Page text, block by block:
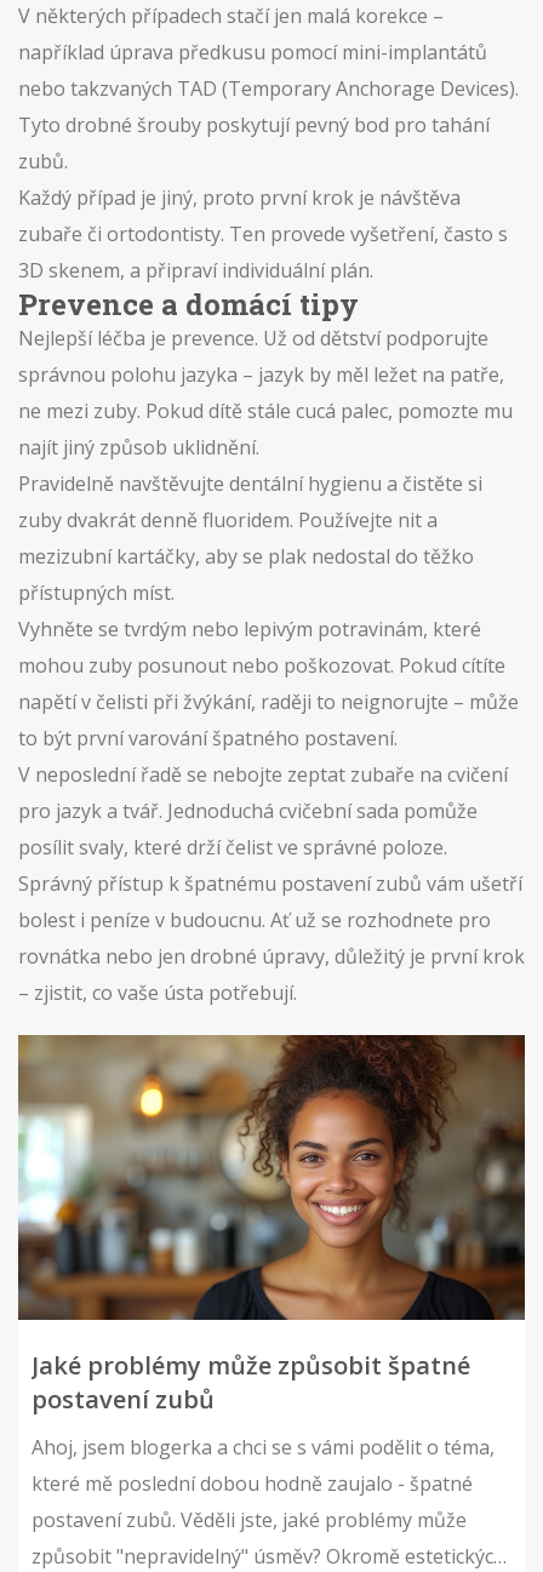
V některých případech stačí jen malá korekce –
například úprava předkusu pomocí mini-implantátů
nebo takzvaných TAD (Temporary Anchorage Devices).
Tyto drobné šrouby poskytují pevný bod pro tahání
zubů.
Každý případ je jiný, proto první krok je návštěva
zubaře či ortodontisty. Ten provede vyšetření, často s
3D skenem, a připraví individuální plán.
Prevence a domácí tipy
Nejlepší léčba je prevence. Už od dětství podporujte
správnou polohu jazyka – jazyk by měl ležet na patře,
ne mezi zuby. Pokud dítě stále cucá palec, pomozte mu
najít jiný způsob uklidnění.
Pravidelně navštěvujte dentální hygienu a čistěte si
zuby dvakrát denně fluoridem. Používejte nit a
mezizubní kartáčky, aby se plak nedostal do těžko
přístupných míst.
Vyhněte se tvrdým nebo lepivým potravinám, které
mohou zuby posunout nebo poškozovat. Pokud cítíte
napětí v čelisti při žvýkání, raději to neignorujte – může
to být první varování špatného postavení.
V neposlední řadě se nebojte zeptat zubaře na cvičení
pro jazyk a tvář. Jednoduchá cvičební sada pomůže
posílit svaly, které drží čelist ve správné poloze.
Správný přístup k špatnému postavení zubů vám ušetří
bolest i peníze v budoucnu. Ať už se rozhodnete pro
rovnátka nebo jen drobné úpravy, důležitý je první krok
– zjistit, co vaše ústa potřebují.
Jaké problémy může způsobit špatné
postavení zubů
Ahoj, jsem blogerka a chci se s vámi podělit o téma,
které mě poslední dobou hodně zaujalo - špatné
postavení zubů. Věděli jste, jaké problémy může
způsobit "nepravidelný" úsměv? Okromě estetických